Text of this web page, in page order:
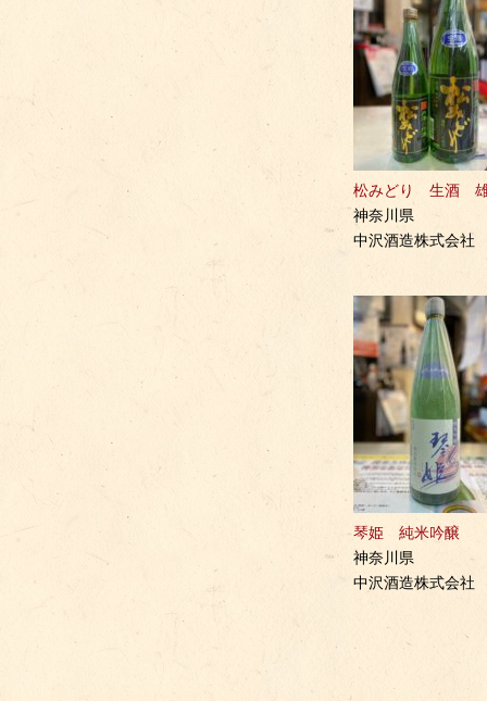
松みどり 生酒
神奈川県
中沢酒造株式会社
琴姫 純米吟醸
神奈川県
中沢酒造株式会社